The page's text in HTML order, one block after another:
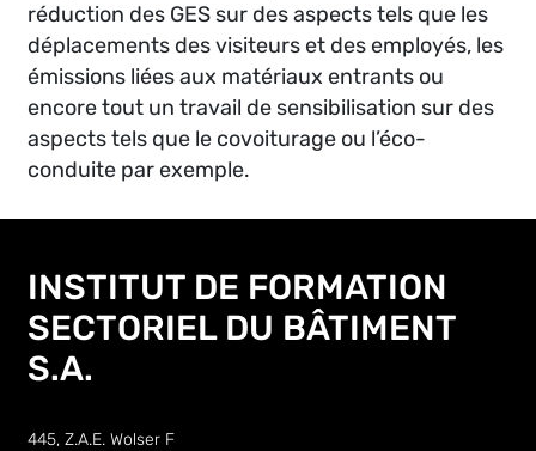
réduction des GES sur des aspects tels que les
déplacements des visiteurs et des employés, les
émissions liées aux matériaux entrants ou
encore tout un travail de sensibilisation sur des
aspects tels que le covoiturage ou l’éco-
conduite par exemple.
INSTITUT DE FORMATION
SECTORIEL DU BÂTIMENT
S.A.
445, Z.A.E. Wolser F